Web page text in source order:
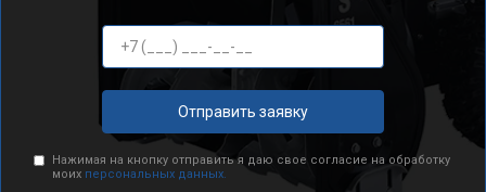
Отправить заявку
Нажимая на кнопку отправить я даю свое согласие на обработку
моих персональных данных.